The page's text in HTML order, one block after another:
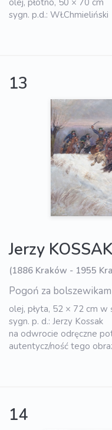
olej, płótno, 50 × 70 cm
sygn. p.d.: Wł.Chmieliński
13
Jerzy KOSSAK
(1886 Kraków - 1955
Pogoń za
olej, płyta, 52 × 72 cm
sygn. p. d.: Jerzy Kossak
na odwrocie odręczne
autentycz/ność tego
14